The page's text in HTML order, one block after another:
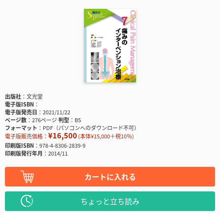
出版社
文光堂
電子版ISBN
電子版発売日
2021/11/22
ページ数
276ページ判型
B5
フォーマット
PDF（パソコンへのダウンロード不可）
電子版販売価格： ¥16,500(本体¥15,000＋税10％)
印刷版ISBN
978-4-8306-2839-9
印刷版発行年月
2014/11
カートに入れる
ちょっと立ち読み